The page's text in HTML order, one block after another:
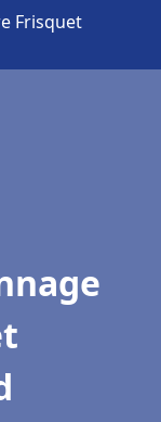
Frisquet